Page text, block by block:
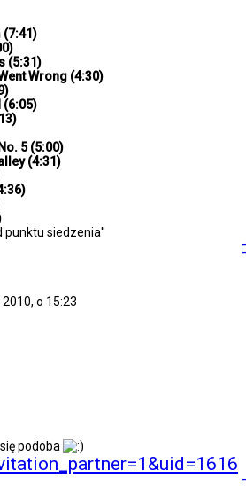
(7:41)
(5:31)
Wrong (4:30)
(6:05)
5 (5:00)
(4:31)
punktu siedzenia''
o 15:23
podoba